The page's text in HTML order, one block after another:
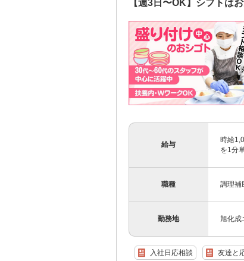
【週3日〜OK】シフトは
給与
時給
を1分
職種 調理補
勤務地 旭化成
入社日応相談 友達と